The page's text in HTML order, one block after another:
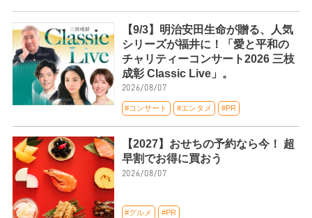
【9/3】明治安田生命が贈る、人気
シリーズが福井に！「愛と平和の
チャリティーコンサート2026 三枝
成彰 Classic Live」。
2026/08/07
#コンサート #エンタメ #PR
【2027】おせちの予約なら今！ 超
早割でお得に買おう
2026/08/07
#グルメ #PR